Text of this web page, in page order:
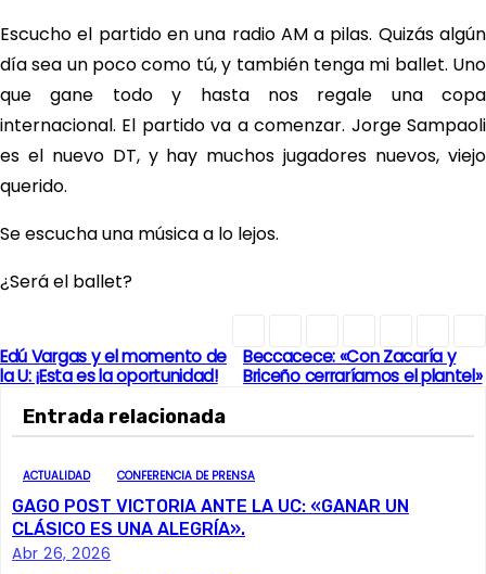
Escucho el partido en una radio AM a pilas. Quizás algún
día sea un poco como tú, y también tenga mi ballet. Uno
que gane todo y hasta nos regale una copa
internacional. El partido va a comenzar. Jorge Sampaoli
es el nuevo DT, y hay muchos jugadores nuevos, viejo
querido.
Se escucha una música a lo lejos.
¿Será el ballet?
N
e
g
Beccacece: «Con Zacaría y
Briceño cerraríamos el plantel»
Edú Vargas y el momento de
la U: ¡Esta es la oportunidad!
Entrada relacionada
ACTUALIDAD CONFERENCIA DE PRENSA
GAGO POST VICTORIA ANTE LA UC: «GANAR UN
CLÁSICO ES UNA ALEGRÍA».
Abr 26, 2026